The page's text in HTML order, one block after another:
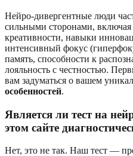
Нейро-дивергентные люди
сильными сторонами,
креативности, навыки
интенсивный фокус
память, способности к
лояльность с честностью.
вам задуматься о вашем
особенностей.
Является ли тест на
этом сайте
Нет, это не так. Наш тест —